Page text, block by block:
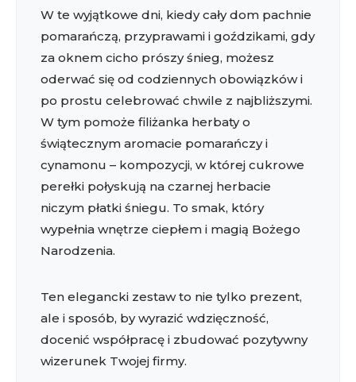
W te wyjątkowe dni, kiedy cały dom pachnie
pomarańczą, przyprawami i goździkami, gdy
za oknem cicho prószy śnieg, możesz
oderwać się od codziennych obowiązków i
po prostu celebrować chwile z najbliższymi.
W tym pomoże filiżanka herbaty o
świątecznym aromacie pomarańczy i
cynamonu – kompozycji, w której cukrowe
perełki połyskują na czarnej herbacie
niczym płatki śniegu. To smak, który
wypełnia wnętrze ciepłem i magią Bożego
Narodzenia.
Ten elegancki zestaw to nie tylko prezent,
ale i sposób, by wyrazić wdzięczność,
docenić współpracę i zbudować pozytywny
wizerunek Twojej firmy.